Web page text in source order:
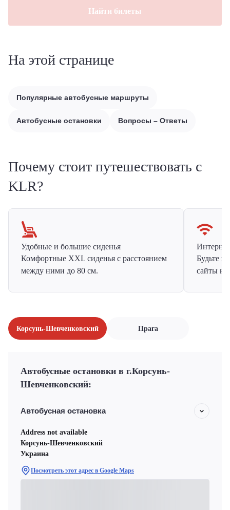
Найти билеты
На этой странице
Популярные автобусные маршруты
Автобусные остановки Вопросы – Ответы
Почему стоит путешествовать с
KLR?
Удобные и большие сиденья
Комфортные XXL сиденья с расстоянием
между ними до 80 см.
Будьте
сайты на
Корсунь-Шевченковский Прага
Автобусные остановки в г.Корсунь-
Шевченковский:
Автобусная остановка
Address not available
Корсунь-Шевченковский
Украина
Посмотреть этот адрес в Google Maps